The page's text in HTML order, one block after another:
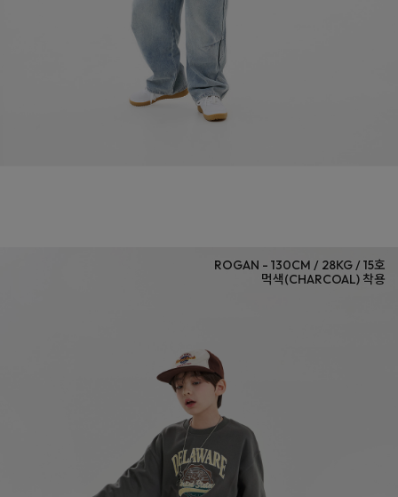
먹색(CHARCOAL)